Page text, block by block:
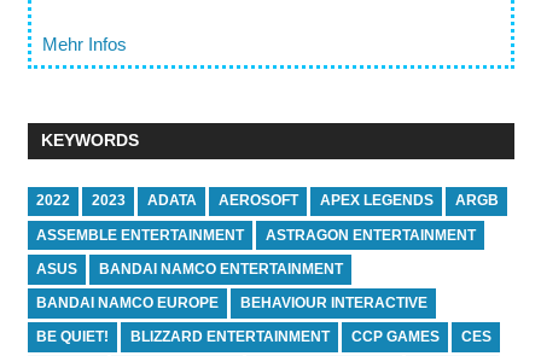
Mehr Infos
KEYWORDS
2022 2023 ADATA AEROSOFT APEX LEGENDS ARGB
ASSEMBLE ENTERTAINMENT ASTRAGON ENTERTAINMENT
ASUS BANDAI NAMCO ENTERTAINMENT
BANDAI NAMCO EUROPE BEHAVIOUR INTERACTIVE
BE QUIET! BLIZZARD ENTERTAINMENT CCP GAMES CES